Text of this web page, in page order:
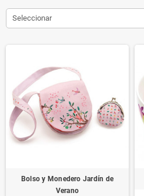
Seleccionar
Bolso y Monedero Jardín de
Verano